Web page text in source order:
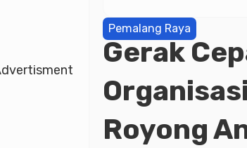
Pemalang Raya
Gerak
Royong